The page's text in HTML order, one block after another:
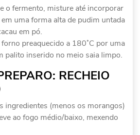
o fermento, misture até incorporar
uma forma alta de pudim untada
em pó.
preaquecido a 180˚C por uma
palito inserido no meio saia limpo.
RECHEIO
ingredientes (menos os morangos)
ao fogo médio/baixo, mexendo